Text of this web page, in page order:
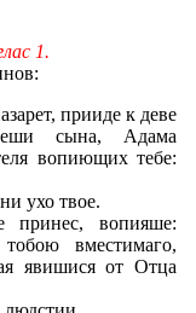
1.
прииде к деве
сына, Адама
вопиющих тебе:
ухо твое.
принес, вопияше:
вместимаго,
явишися от Отца